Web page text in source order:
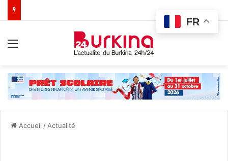
Accueil / Actualité
FR